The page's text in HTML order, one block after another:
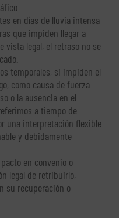
en días de lluvia intensa
que impiden llegar a
vista legal, el retraso no se
temporales, si impiden el
como causa de fuerza
o la ausencia en el
a tiempo de
una interpretación flexible
y debidamente
en convenio o
legal de retribuirlo,
su recuperación o